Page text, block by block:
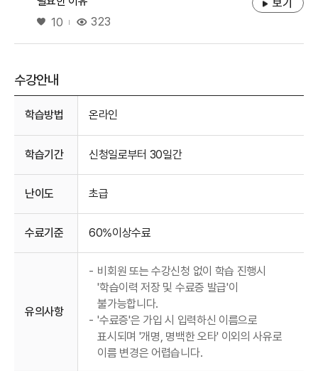
좋아요
10 323
보기
수강안내
학습방법 온라인
학습기간 신청일로부터 30일간
난이도 초급
수료기준 60%이상수료
유의사항
- 비회원 또는 수강신청 없이 학습 진행시
'학습이력 저장 및 수료증 발급'이
불가능합니다.
- '수료증'은 가입 시 입력하신 이름으로
표시되며 '개명, 명백한 오타' 이외의 사유로
이름 변경은 어렵습니다.